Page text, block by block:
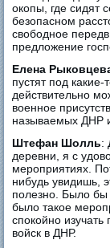
окопы, где сидят
безопасном
свободное
предложение
Елена
пустят под какие-
действительно
военное
называемых ДНР
Штефан Шолль:
деревни, я с
мероприятиях.
нибудь увидишь,
полезно. Было бы
было такое
спокойно изучать
войск в ДНР.